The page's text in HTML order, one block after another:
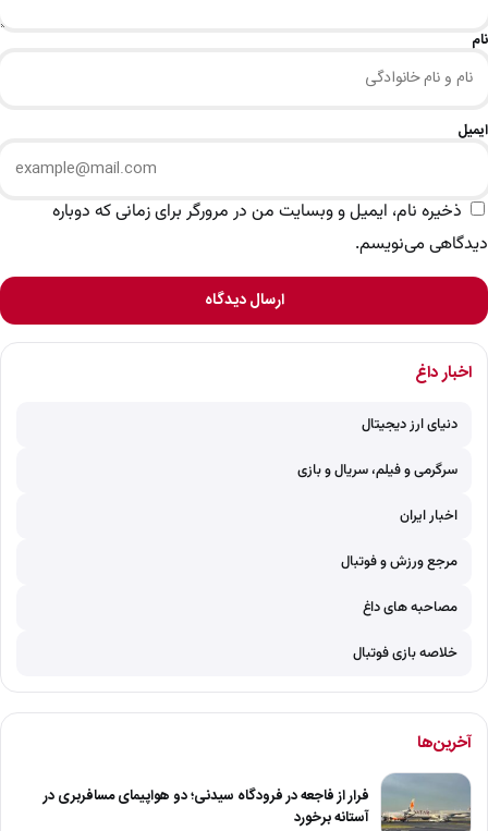
نام
ایمیل
ذخیره نام، ایمیل و وبسایت من در مرورگر برای زمانی که دوباره
دیدگاهی می‌نویسم.
ارسال دیدگاه
اخبار داغ
دنیای ارز دیجیتال
سرگرمی و فیلم، سریال و بازی
اخبار ایران
مرجع ورزش و فوتبال
مصاحبه های داغ
خلاصه بازی فوتبال
آخرین‌ها
فرار از فاجعه در فرودگاه سیدنی؛ دو هواپیمای مسافربری در
آستانه برخورد